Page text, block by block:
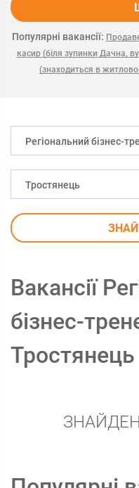
Популярні вакансії:
касир (біля зупинки Дачна,
(знаходиться в
Регіональний бізнес-
Тростянець
Вакансії
бізнес-
Тростянець